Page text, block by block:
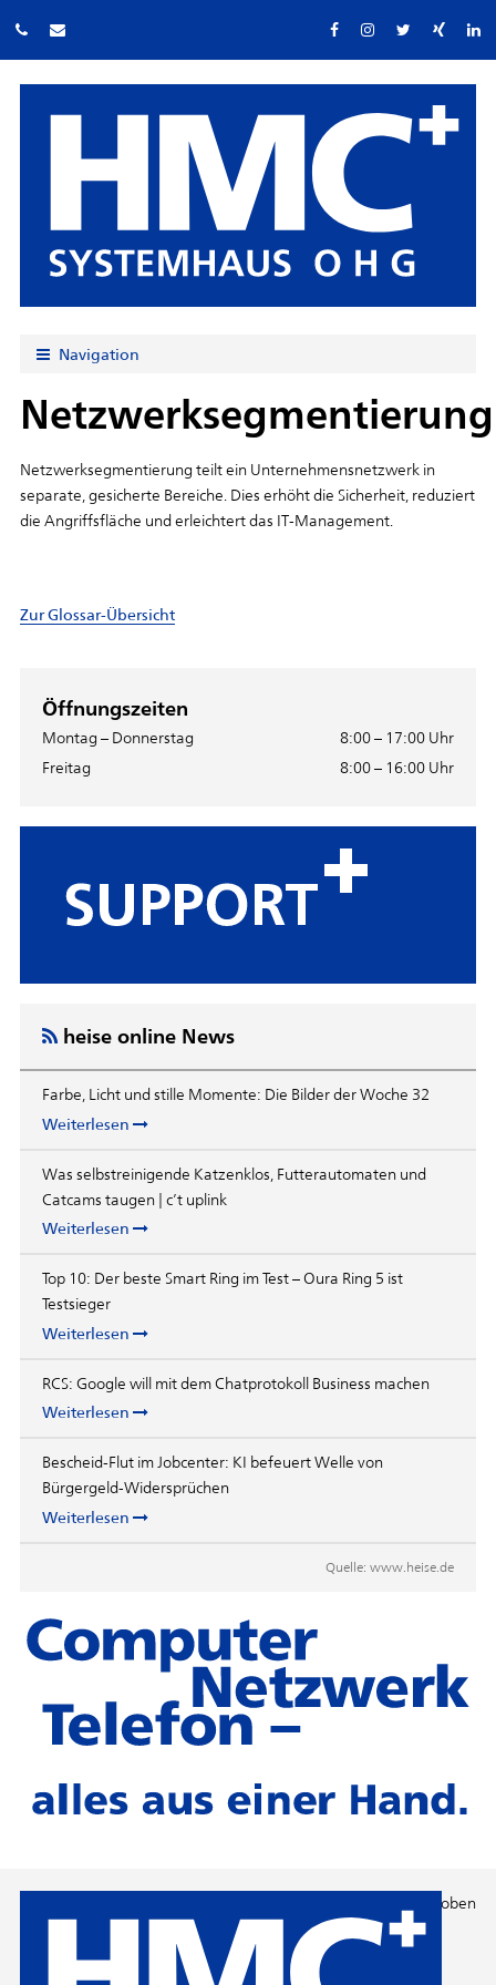
Navigation
Netzwerksegmentierung
Netzwerksegmentierung teilt ein Unternehmensnetzwerk in
separate, gesicherte Bereiche. Dies erhöht die Sicherheit, reduziert
die Angriffsfläche und erleichtert das IT-Management.
Zur Glossar-Übersicht
Öffnungszeiten
Montag – Donnerstag
8:00 – 17:00 Uhr
Freitag
8:00 – 16:00 Uhr
heise online News
Farbe, Licht und stille Momente: Die Bilder der Woche 32
Weiterlesen
Was selbstreinigende Katzenklos, Futterautomaten und
Catcams taugen | c’t uplink
Weiterlesen
Top 10: Der beste Smart Ring im Test – Oura Ring 5 ist
Testsieger
Weiterlesen
RCS: Google will mit dem Chatprotokoll Business machen
Weiterlesen
Bescheid-Flut im Jobcenter: KI befeuert Welle von
Bürgergeld-Widersprüchen
Weiterlesen
Quelle: www.heise.de
Nach oben